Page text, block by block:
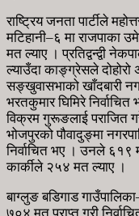
राष्ट्रिय जनता पार्टीले
मटिहानी–६ मा राजपाका
मत ल्याए । प्रतिद्वन्द्वी
ल्याउँदा काङ्ग्रेसले
सङ्खुवासभाको खाँदबारी
भरतकुमार घिमिरे
विक्रम गुरूङलाई पराजित
भोजपुरको पौवादुङ्मा
निर्वाचित भए । उनले ६१९
कार्कीले २५४ मत ल्याए ।
बाग्लुङ बडिगाड
७०४ मत प्राप्त गरी